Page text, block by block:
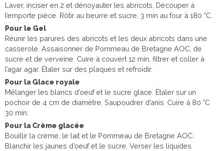
Laver, inciser en 2 et dénoyauter les abricots. Découper à
l’emporte pièce. Rôtir au beurre et sucre, 3 min au four à 180 °C.
Pour le Gel
Réunir les parures des abricots et les deux abricots dans une
casserole. Assaisonner de Pommeau de Bretagne AOC, de
sucre et de verveine. Cuire à couvert 12 min, filtrer et coller à
l’agar agar. Étaler sur des plaques et refroidir.
Pour la Glace royale
Mélanger les blancs d’oeuf et le sucre glace. Étaler sur un
pochoir de 4 cm de diamètre. Saupoudrer d’anis. Cuire à 80 °C
30 min.
Pour la Crème glacée
Bouillir la crème, le lait et le Pommeau de Bretagne AOC.
Blanchir les jaunes d’oeuf et le sucre. Verser les liquides